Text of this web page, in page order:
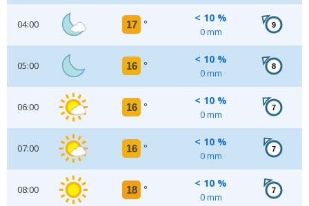
04:00 17 °
< 10 %
0 mm
9
05:00 16 °
< 10 %
0 mm
8
06:00 16 °
< 10 %
0 mm
7
07:00 16 °
< 10 %
0 mm
7
08:00 18 °
< 10 %
0 mm
7